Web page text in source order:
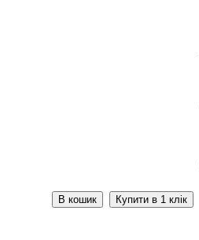
В кошик Купити в 1 клік